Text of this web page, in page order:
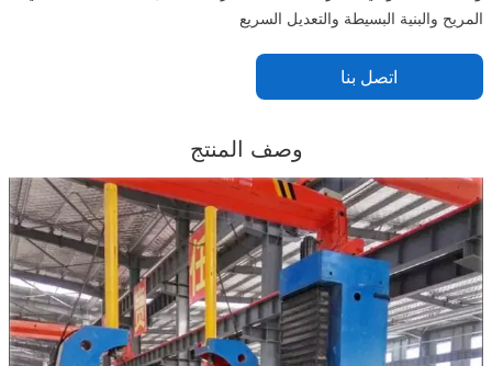
المريح والبنية البسيطة والتعديل السريع
اتصل بنا
وصف المنتج